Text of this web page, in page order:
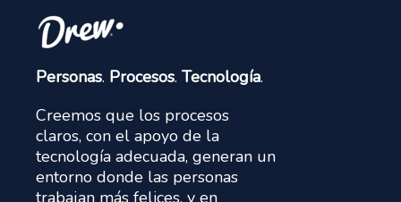
Personas. Procesos. Tecnología.
Creemos que los procesos
claros, con el apoyo de la
tecnología adecuada, generan un
entorno donde las personas
trabajan más felices, y en